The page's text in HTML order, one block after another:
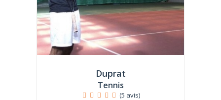
Duprat
Tennis
(5 avis)